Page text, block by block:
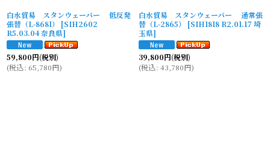
白水貿易 スタンウェーバー 低反発
張替（L-8681）
[SIH2602
R5.03.04 奈良県]
59,800円(税別)
(税込: 65,780円)
白水貿易 スタンウェーバー 通常張
替（L-2865）
[SIH1818 R2.01.17 埼
玉県]
39,800円(税別)
(税込: 43,780円)